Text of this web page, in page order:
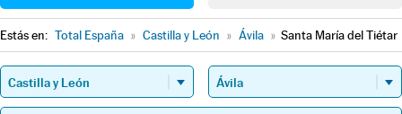
Estás en: Total España » Castilla y León » Ávila » Santa María del Tiétar